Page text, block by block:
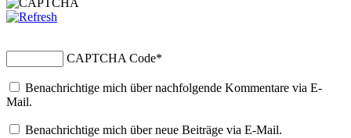
CAPTCHA Code*
Benachrichtige mich über nachfolgende Kommentare via E-
Mail.
Benachrichtige mich über neue Beiträge via E-Mail.